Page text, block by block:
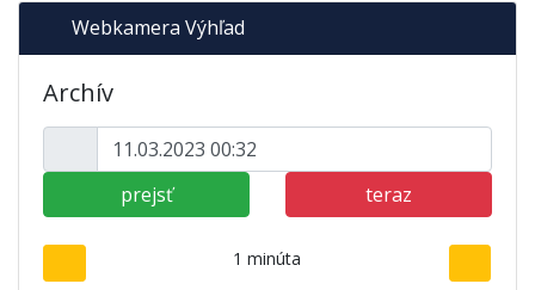
Webkamera Výhľad
Archív
prejsť teraz
1 minúta